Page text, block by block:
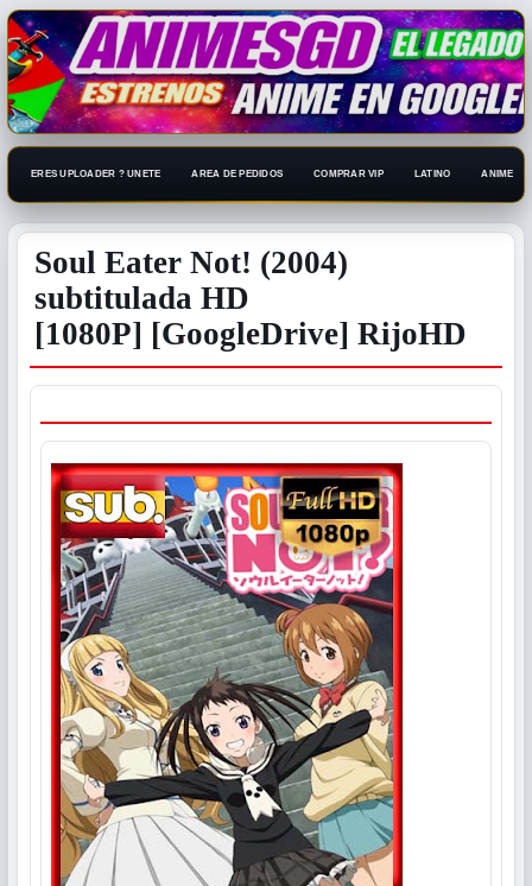
ERES UPLOADER ? UNETE AREA DE PEDIDOS COMPRAR VIP LATINO ANIME
Soul Eater Not! (2004)
subtitulada HD
[1080P] [GoogleDrive] RijoHD